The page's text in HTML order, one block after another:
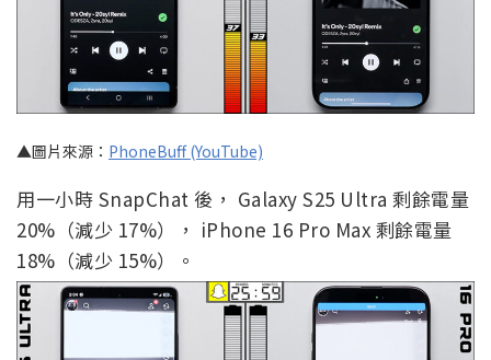
▲圖片來源： PhoneBuff (YouTube)
用一小時 SnapChat 後， Galaxy S25 Ultra 剩餘電量
20%（減少 17%）， iPhone 16 Pro Max 剩餘電量
18%（減少 15%）。